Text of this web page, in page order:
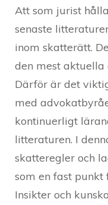
Att som jurist
senaste
inom skatterätt.
den mest aktuella
Därför är det
med
kontinuerligt
litteraturen. I
skatteregler och
som en fast punkt
Insikter och